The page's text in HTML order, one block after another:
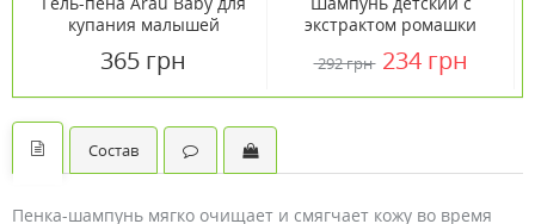
купания малышей
сменный блок
365 грн
экстрактом ромашки
292 грн 234 грн
Состав
Пенка-шампунь мягко очищает и смягчает кожу во время